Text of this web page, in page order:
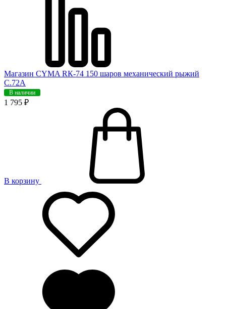
Магазин CYMA RК-74 150 шаров механический рыжий
C.72A
В наличии
1 795 ₽
В корзину